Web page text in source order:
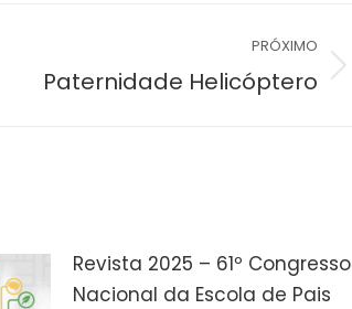
PRÓXIMO
Paternidade Helicóptero
Revista 2025 – 61º Congresso
Nacional da Escola de Pais